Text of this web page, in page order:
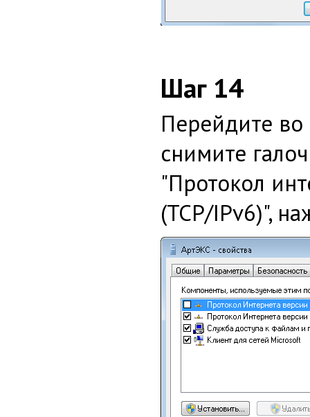
Шаг 14
Перейдите во
снимите
"Протокол
(TCP/IPv6)",